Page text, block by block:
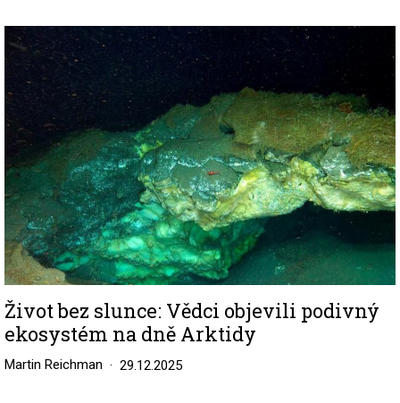
Image
Život bez slunce: Vědci objevili podivný
ekosystém na dně Arktidy
Martin Reichman 29.12.2025